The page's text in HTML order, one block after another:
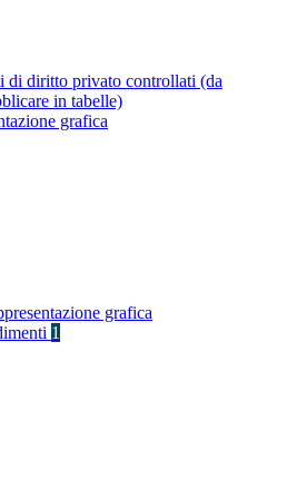
di diritto privato controllati (da
in tabelle)
grafica
grafica
1